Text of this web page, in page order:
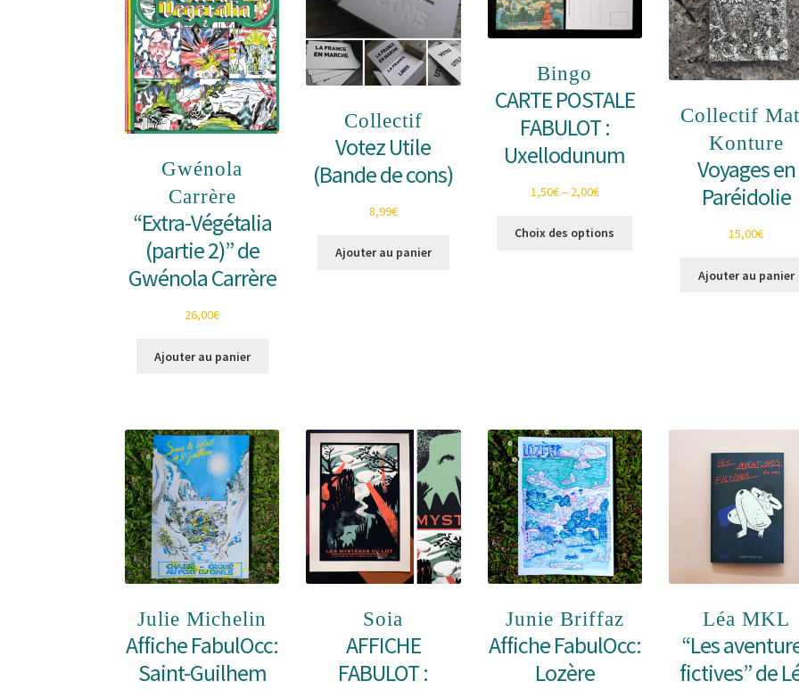
page
du
produit
Gwénola
Carrère
“Extra-Végétalia
(partie 2)” de
Gwénola Carrère
26,00€
Ajouter au panier
Collectif
Votez Utile
(Bande de cons)
8,99€
Ajouter au panier
Bingo
CARTE POSTALE
FABULOT :
Uxellodunum
1,50€– 2,00€
Choix des options
la
page
du
produit
Collectif
Konture
Voyages en
Paréidolie
15,00€
Ajouter au panier
Julie Michelin
Affiche FabulOcc:
Saint-Guilhem
Soia
AFFICHE
FABULOT :
Junie Briffaz
Affiche FabulOcc:
Lozère
Léa MKL
“Les
fictives” de